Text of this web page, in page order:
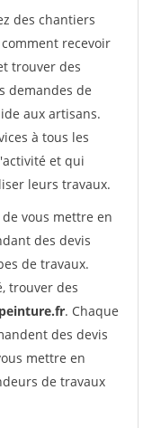
des chantiers
recevoir
trouver des
demandes de
aux artisans.
à tous les
et qui
leurs travaux.
vous mettre en
des devis
de travaux.
trouver des
. Chaque
des devis
mettre en
de travaux